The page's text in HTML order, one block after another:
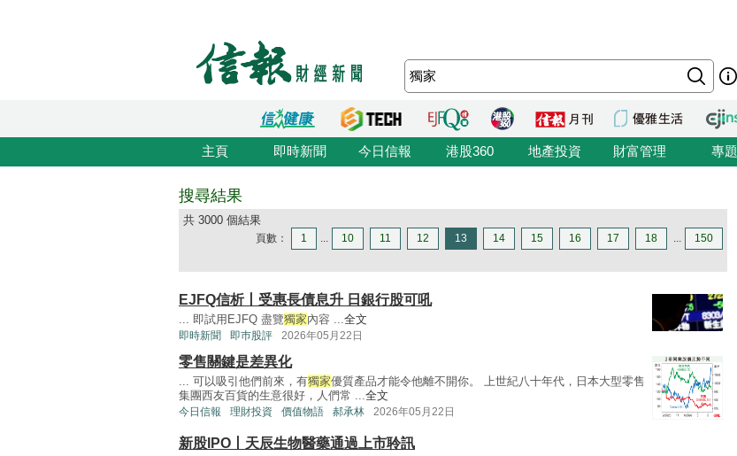
主頁 即時新聞 今日信報 港股360 地產投資 財富管理 專題
搜尋結果
共 3000 個結果
頁數： 1 ... 10 11 12 13 14 15 16 17 18 ... 150
EJFQ信析丨受惠長債息升 日銀行股可吼
... 即試用EJFQ 盡覽獨家內容 ...全文
即時新聞 即巿股評 2026年05月22日
零售關鍵是差異化
... 可以吸引他們前來，有獨家優質產品才能令他離不開你。 上世紀八十年代，日本大型零售
集團西友百貨的生意很好，人們常 ...全文
今日信報 理財投資 價值物語 郝承林 2026年05月22日
新股IPO丨天辰生物醫藥通過上市聆訊